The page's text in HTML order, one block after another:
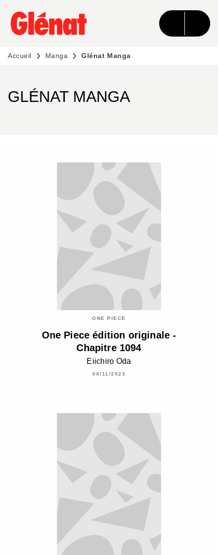
MENU RECHERCHE CONTENU
PIED DE PAGE
Accueil Manga Glénat Manga
GLÉNAT MANGA
ONE PIECE
One Piece édition originale -
Chapitre 1094
Eiichiro Oda
06/11/2023